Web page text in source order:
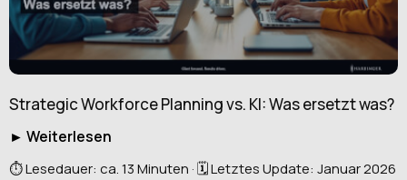
Strategic Workforce Planning vs. KI: Was ersetzt was?
► Weiterlesen
⏱️ Lesedauer: ca. 13 Minuten · 🗓️ Letztes Update: Januar 2026